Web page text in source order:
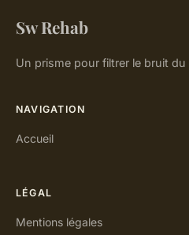
Sw Rehab
Un prisme pour filtrer le bruit du
NAVIGATION
Accueil
LÉGAL
Mentions légales